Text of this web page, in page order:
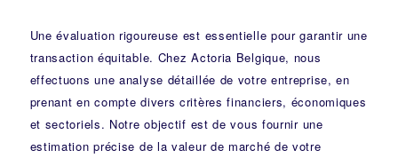
Une évaluation rigoureuse est essentielle pour garantir une
transaction équitable. Chez Actoria Belgique, nous
effectuons une analyse détaillée de votre entreprise, en
prenant en compte divers critères financiers, économiques
et sectoriels. Notre objectif est de vous fournir une
estimation précise de la valeur de marché de votre